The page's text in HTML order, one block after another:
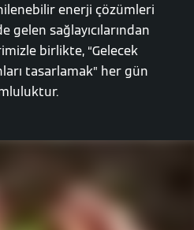
enerji çözümleri
gelen sağlayıcılarından
birlikte, “Gelecek
tasarlamak” her gün